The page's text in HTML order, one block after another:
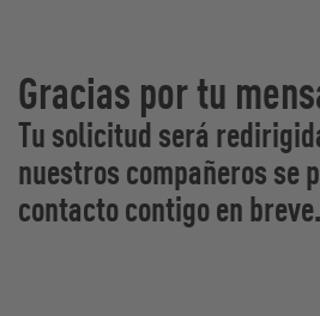
Gracias por tu
Tu solicitud será
nuestros compañeros se
contacto contigo en breve.